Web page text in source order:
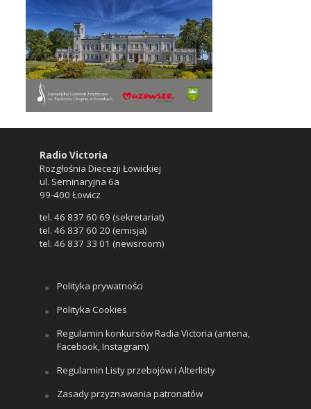
Radio Victoria
Rozgłośnia Diecezji Łowickiej
ul. Seminaryjna 6a
99-400 Łowicz
tel. 46 837 60 69 (sekretariat)
tel. 46 837 60 20 (emisja)
tel. 46 837 33 01 (newsroom)
Polityka prywatności
Polityka Cookies
Regulamin konkursów Radia Victoria (antena,
Facebook, Instagram)
Regulamin Listy przebojów i Alterlisty
Zasady przyznawania patronatów